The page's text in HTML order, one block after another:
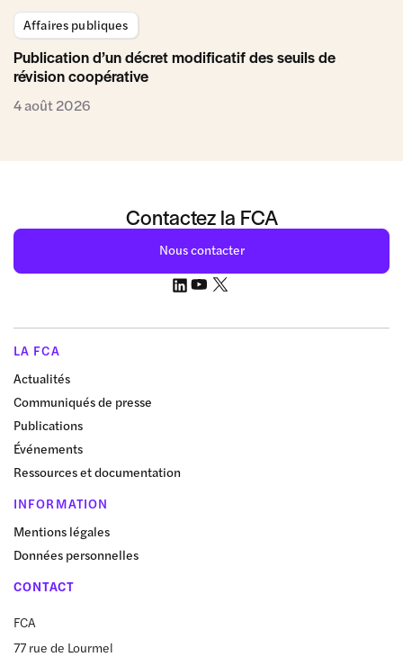
Affaires publiques
Publication d’un décret modificatif des seuils de
révision coopérative
4 août 2026
Contactez la FCA
Nous contacter
LA FCA
Actualités
Communiqués de presse
Publications
Événements
Ressources et documentation
INFORMATION
Mentions légales
Données personnelles
CONTACT
FCA
77 rue de Lourmel